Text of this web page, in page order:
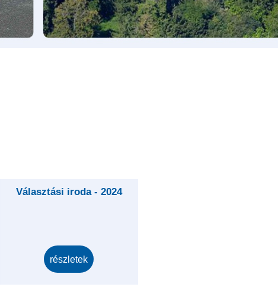
Választási iroda - 2024
részletek